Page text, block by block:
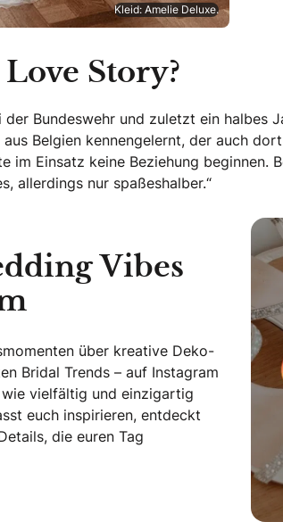
Kleid: Amelie Deluxe.
Story?
Bundeswehr und zuletzt ein halbes
Belgien kennengelernt, der auch
im Einsatz keine Beziehung beginnen.
allerdings nur spaßeshalber.“
Vibes
über kreative Deko-
Bridal Trends – auf Instagram
vielfältig und einzigartig
euch inspirieren, entdeckt
die euren Tag